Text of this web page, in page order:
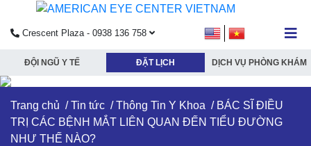
Crescent Plaza - 0938 136 758
ĐỘI NGŨ Y TẾ ĐẶT LỊCH DỊCH VỤ PHÒNG KHÁM
Trang chủ /Tin tức /Thông Tin Y Khoa / BÁC SĨ ĐIỀU
TRỊ CÁC BỆNH MẮT LIÊN QUAN ĐẾN TIỂU ĐƯỜNG
NHƯ THẾ NÀO?